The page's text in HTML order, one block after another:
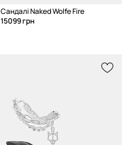
Сандалі Naked Wolfe Fire
15099 грн